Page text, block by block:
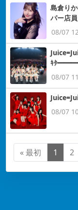
島倉り
パー店
08/07
ｷﾀ
08/07
08/07
« 最初 1 2